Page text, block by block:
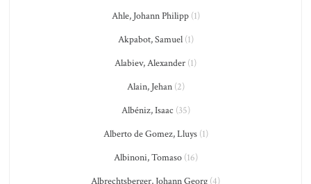
Ahle, Johann Philipp(1)
Akpabot, Samuel(1)
Alabiev, Alexander (1)
Alain, Jehan(2)
Albéniz, Isaac (35)
Alberto de Gomez, Lluys(1)
Albinoni, Tomaso(16)
Albrechtsberger, Johann Georg (4)